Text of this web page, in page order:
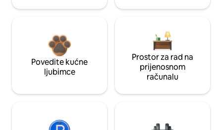
Povedite kućne
ljubimce
Prostor za rad na
prijenosnom
računalu